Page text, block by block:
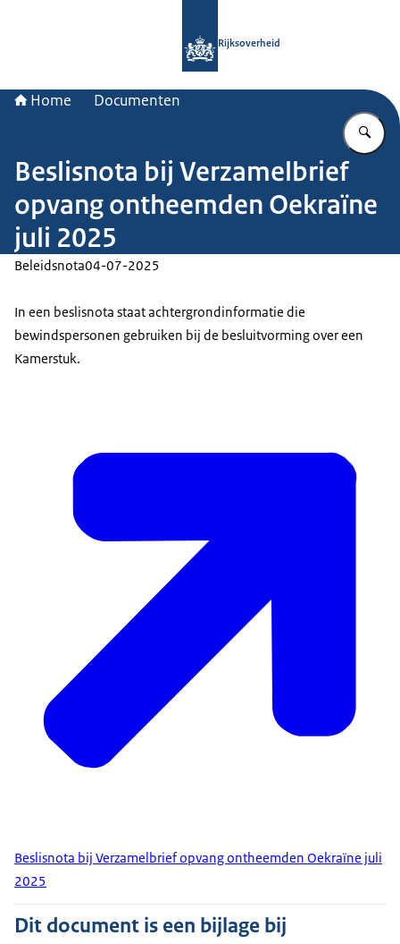
Rijksoverheid
Home Documenten
Beslisnota bij Verzamelbrief
opvang ontheemden Oekraïne
juli 2025
Beleidsnota04-07-2025
In een beslisnota staat achtergrondinformatie die
bewindspersonen gebruiken bij de besluitvorming over een
Kamerstuk.
Beslisnota bij Verzamelbrief opvang ontheemden Oekraïne juli
2025
Dit document is een bijlage bij